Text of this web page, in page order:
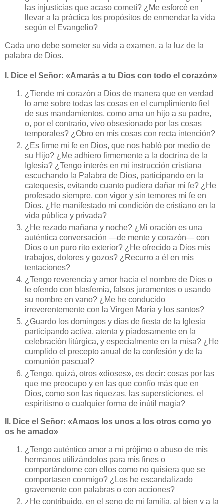
las injusticias que acaso cometí? ¿Me esforcé en
llevar a la práctica los propósitos de enmendar la vida
según el Evangelio?
Cada uno debe someter su vida a examen, a la luz de la
palabra de Dios.
I. Dice el Señor: «Amarás a tu Dios con todo el corazón»
¿Tiende mi corazón a Dios de manera que en verdad
lo ame sobre todas las cosas en el cumplimiento fiel
de sus mandamientos, como ama un hijo a su padre,
o, por el contrario, vivo obsesionado por las cosas
temporales? ¿Obro en mis cosas con recta intención?
¿Es firme mi fe en Dios, que nos habló por medio de
su Hijo? ¿Me adhiero firmemente a la doctrina de la
Iglesia? ¿Tengo interés en mi instrucción cristiana
escuchando la Palabra de Dios, participando en la
catequesis, evitando cuanto pudiera dañar mi fe? ¿He
profesado siempre, con vigor y sin temores mi fe en
Dios. ¿He manifestado mi condición de cristiano en la
vida pública y privada?
¿He rezado mañana y noche? ¿Mi oración es una
auténtica conversación —de mente y corazón— con
Dios o un puro rito exterior? ¿He ofrecido a Dios mis
trabajos, dolores y gozos? ¿Recurro a él en mis
tentaciones?
¿Tengo reverencia y amor hacia el nombre de Dios o
le ofendo con blasfemia, falsos juramentos o usando
su nombre en vano? ¿Me he conducido
irreverentemente con la Virgen María y los santos?
¿Guardo los domingos y días de fiesta de la Iglesia
participando activa, atenta y piadosamente en la
celebración litúrgica, y especialmente en la misa? ¿He
cumplido el precepto anual de la confesión y de la
comunión pascual?
¿Tengo, quizá, otros «dioses», es decir: cosas por las
que me preocupo y en las que confío más que en
Dios, como son las riquezas, las supersticiones, el
espiritismo o cualquier forma de inútil magia?
II. Dice el Señor: «Amaos los unos a los otros como yo
os he amado»
¿Tengo auténtico amor a mi prójimo o abuso de mis
hermanos utilizándolos para mis fines o
comportándome con ellos como no quisiera que se
comportasen conmigo? ¿Los he escandalizado
gravemente con palabras o con acciones?
¿He contribuido, en el seno de mi familia, al bien y a la